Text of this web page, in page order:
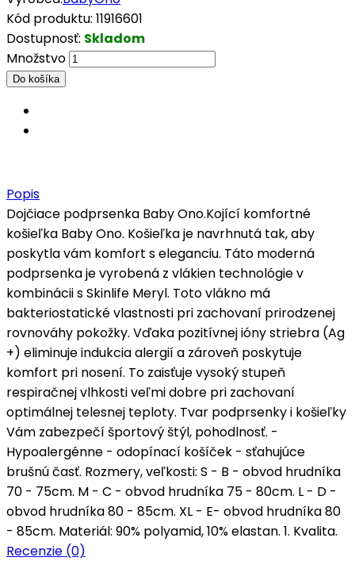
Kód produktu: 11916601
Dostupnosť: Skladom
Množstvo
Popis
Dojčiace podprsenka Baby Ono.Kojící komfortné
košieľka Baby Ono. Košieľka je navrhnutá tak, aby
poskytla vám komfort s eleganciu. Táto moderná
podprsenka je vyrobená z vlákien technológie v
kombinácii s Skinlife Meryl. Toto vlákno má
bakteriostatické vlastnosti pri zachovaní prirodzenej
rovnováhy pokožky. Vďaka pozitívnej ióny striebra (Ag
+) eliminuje indukcia alergií a zároveň poskytuje
komfort pri nosení. To zaisťuje vysoký stupeň
respiračnej vlhkosti veľmi dobre pri zachovaní
optimálnej telesnej teploty. Tvar podprsenky i košieľky
Vám zabezpečí športový štýl, pohodlnosť. -
Hypoalergénne - odopínací košíček - sťahujúce
brušnú časť. Rozmery, veľkosti: S - B - obvod hrudníka
70 - 75cm. M - C - obvod hrudníka 75 - 80cm. L - D -
obvod hrudníka 80 - 85cm. XL - E- obvod hrudníka 80
- 85cm. Materiál: 90% polyamid, 10% elastan. 1. Kvalita.
Recenzie (0)